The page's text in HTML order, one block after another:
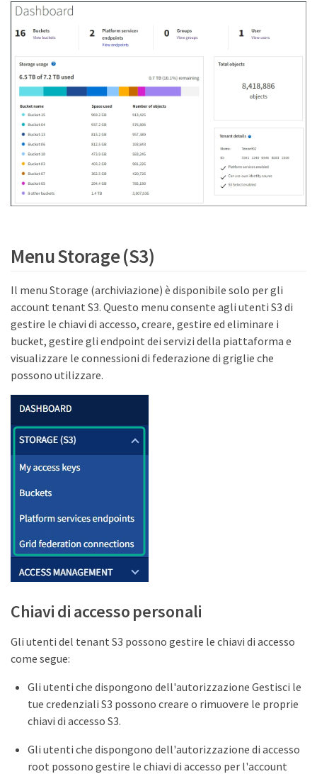
Menu Storage (S3)
Il menu Storage (archiviazione) è disponibile solo per gli
account tenant S3. Questo menu consente agli utenti S3 di
gestire le chiavi di accesso, creare, gestire ed eliminare i
bucket, gestire gli endpoint dei servizi della piattaforma e
visualizzare le connessioni di federazione di griglie che
possono utilizzare.
Chiavi di accesso personali
Gli utenti del tenant S3 possono gestire le chiavi di accesso
come segue:
Gli utenti che dispongono dell'autorizzazione Gestisci le
tue credenziali S3 possono creare o rimuovere le proprie
chiavi di accesso S3.
Gli utenti che dispongono dell'autorizzazione di accesso
root possono gestire le chiavi di accesso per l'account